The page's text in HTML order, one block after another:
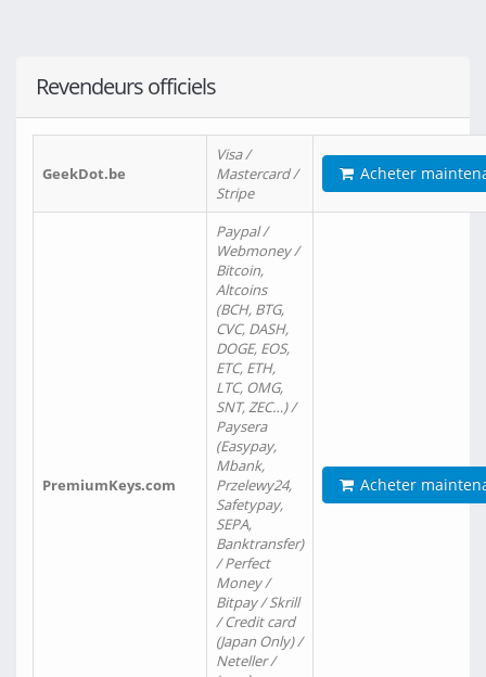
Revendeurs officiels
GeekDot.be
Visa /
Mastercard /
Stripe
Acheter
PremiumKeys.com
Paypal /
Webmoney /
Bitcoin,
Altcoins
(BCH, BTG,
CVC, DASH,
DOGE, EOS,
ETC, ETH,
LTC, OMG,
SNT, ZEC…) /
Paysera
(Easypay,
Mbank,
Przelewy24,
Safetypay,
SEPA,
Banktransfer)
/ Perfect
Money /
Bitpay / Skrill
/ Credit card
(Japan Only) /
Neteller /
Acheter